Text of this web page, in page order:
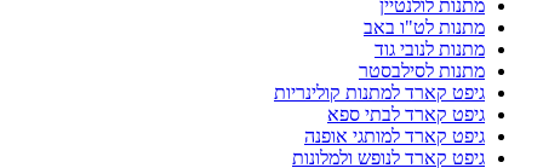
מתנות לולנטיין
מתנות לט"ו באב
מתנות לנובי גוד
מתנות לסילבסטר
גיפט קארד למתנות קולינריות
גיפט קארד לבתי ספא
גיפט קארד למותגי אופנה
גיפט קארד לנופש ולמלונות